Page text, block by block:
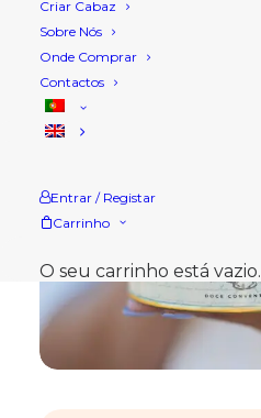
Criar Cabaz
Sobre Nós
Onde Comprar
Contactos
Entrar / Registar
Carrinho
O seu carrinho está vazio.